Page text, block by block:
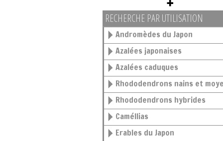
RECHERCHE PAR UTILISATION
Andromèdes du Japon
Azalées japonaises
Azalées caduques
Rhododendrons nains et
Rhododendrons hybrides
Caméllias
Erables du Japon